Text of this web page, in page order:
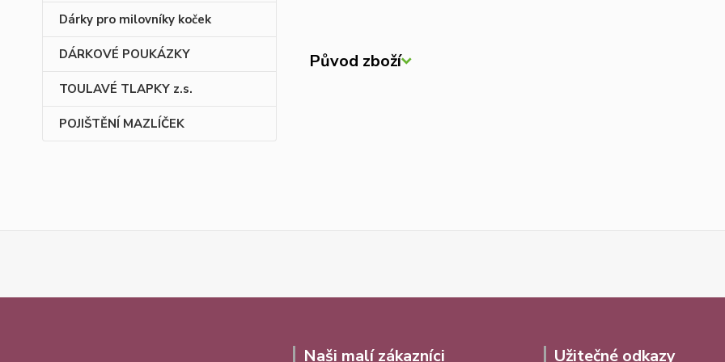
Dárky pro milovníky koček
DÁRKOVÉ POUKÁZKY
TOULAVÉ TLAPKY z.s.
POJIŠTĚNÍ MAZLÍČEK
Původ zboží
Naši malí zákazníci Užitečné odkazy